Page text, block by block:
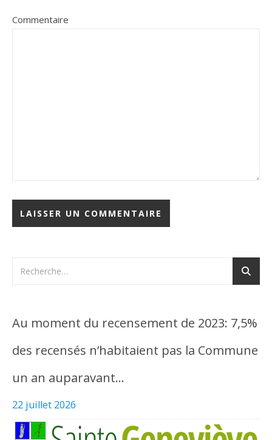
Commentaire
Au moment du recensement de 2023: 7,5%
des recensés n’habitaient pas la Commune
un an auparavant…
22 juillet 2026